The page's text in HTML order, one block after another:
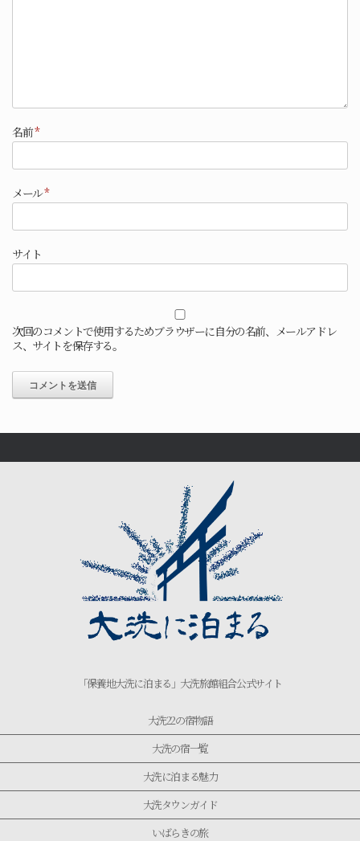
名前*
メール*
サイト
次回のコメントで使用するためブラウザーに自分の名前、メールアドレ
ス、サイトを保存する。
「保養地大洗に泊まる」大洗旅館組合公式サイト
大洗22の宿物語
大洗の宿一覧
大洗に泊まる魅力
大洗タウンガイド
いばらきの旅